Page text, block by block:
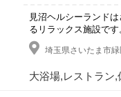
見沼ヘルシーランド
るリラックス施設です
埼玉県さいたま市
大浴場,レストラン